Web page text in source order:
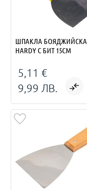
ШПАКЛА БОЯДЖИЙСКА
HARDY С БИТ 15СМ
5,11 €
9,99 ЛВ.